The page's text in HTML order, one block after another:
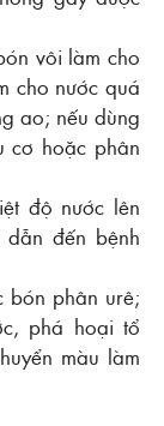
vôi làm cho
cho nước quá
ao; nếu dùng
cơ hoặc phân
độ nước lên
đến bệnh
bón phân urê;
phá hoại tổ
màu làm